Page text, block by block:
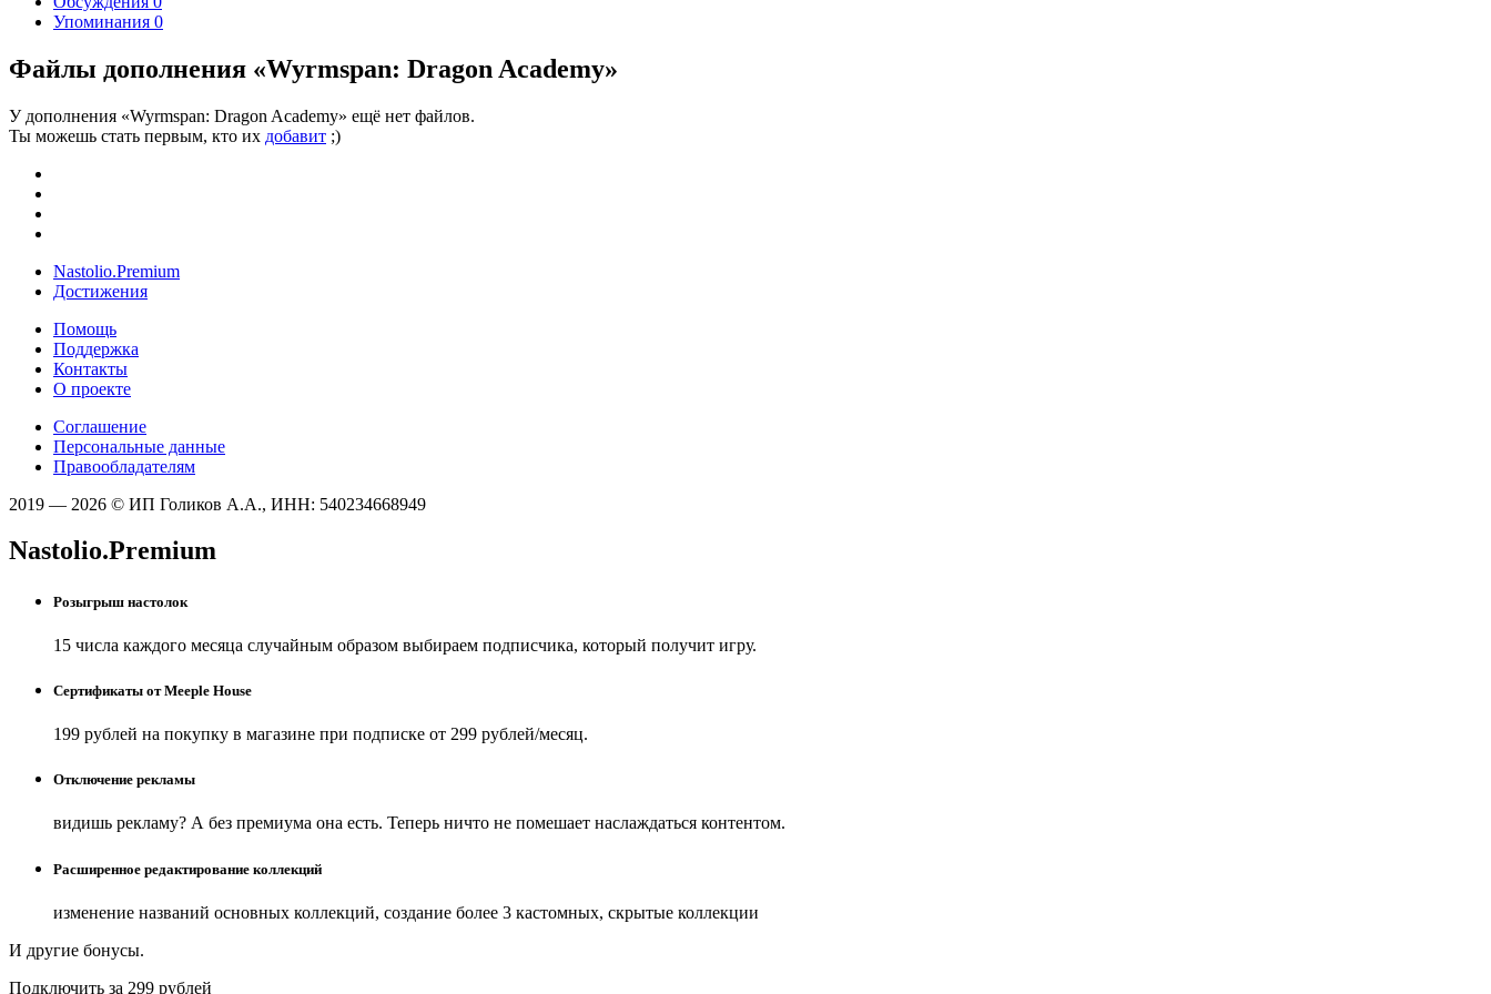
Упоминания 0
Файлы дополнения «Wyrmspan: Dragon Academy»
У дополнения «Wyrmspan: Dragon Academy» ещё нет файлов.
Ты можешь стать первым, кто их добавит ;)
Nastolio.Premium
Достижения
Помощь
Поддержка
Контакты
О проекте
Соглашение
Персональные данные
Правообладателям
2019 — 2026 © ИП Голиков А.А., ИНН: 540234668949
Nastolio.Premium
Розыгрыш настолок
15 числа каждого месяца случайным образом выбираем подписчика, который получит игру.
Сертификаты от Meeple House
199 рублей на покупку в магазине при подписке от 299 рублей/месяц.
Отключение рекламы
видишь рекламу? А без премиума она есть. Теперь ничто не помешает наслаждаться контентом.
Расширенное редактирование коллекций
изменение названий основных коллекций, создание более 3 кастомных, скрытые коллекции
И другие бонусы.
Подключить за 299 рублей